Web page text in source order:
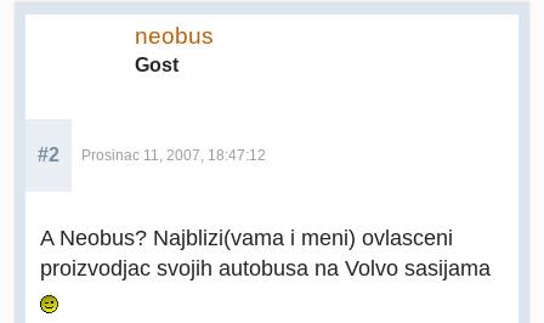
neobus
Gost
#2 Prosinac 11, 2007, 18:47:12
A Neobus? Najblizi(vama i meni) ovlasceni
proizvodjac svojih autobusa na Volvo sasijama